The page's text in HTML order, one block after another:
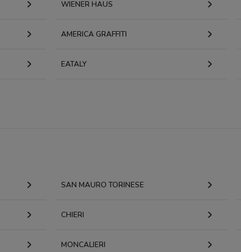
WIENER HAUS
AMERICA GRAFFITI
EATALY
SAN MAURO TORINESE
CHIERI
MONCALIERI